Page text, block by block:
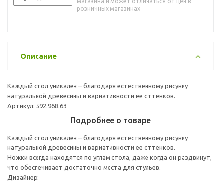
розничных магазинах
Описание
Каждый стол уникален – благодаря естественному рисунку
натуральной древесины и вариативности ее оттенков.
Артикул: 592.968.63
Подробнее о товаре
Каждый стол уникален – благодаря естественному рисунку
натуральной древесины и вариативности ее оттенков.
Ножки всегда находятся по углам стола, даже когда он раздвинут,
что обеспечивает достаточно места для стульев.
Дизайнер: